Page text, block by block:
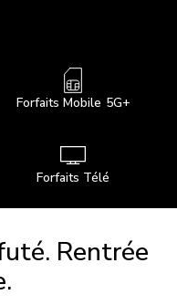
Forfaits Mobile 5G+
Forfaits Télé
Rentrée